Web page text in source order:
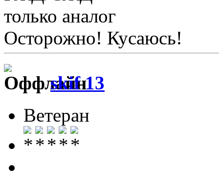
только аналог
Осторожно! Кусаюсь!
skif 13
Ветеран